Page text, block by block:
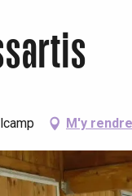
M'y rendre